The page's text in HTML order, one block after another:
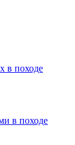
в походе
в походе